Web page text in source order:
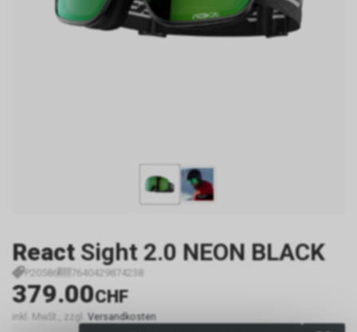
React Sight 2.0 NEON BLACK
P20586 7640429874238
379.00CHF
inkl. MwSt., zzgl. Versandkosten